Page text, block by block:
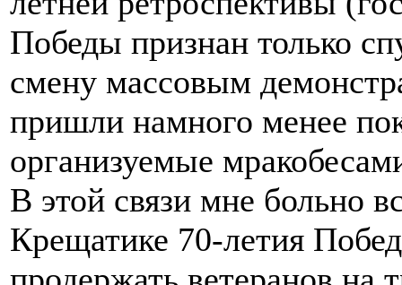
Победы признан только
смену массовым
пришли намного менее
организуемые
В этой связи мне больно
Крещатике 70-летия